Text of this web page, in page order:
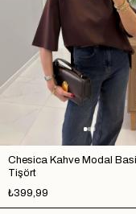
Chesica Kahve Modal
Tişört
₺399,99